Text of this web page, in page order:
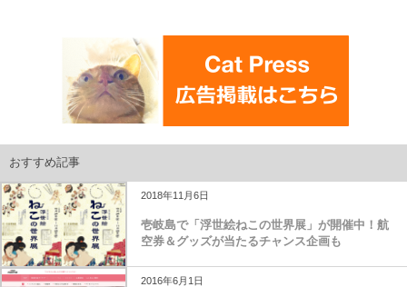
おすすめ記事
2018年11月6日
壱岐島で「浮世絵ねこの世界展」が開催中！航
空券＆グッズが当たるチャンス企画も
2016年6月1日